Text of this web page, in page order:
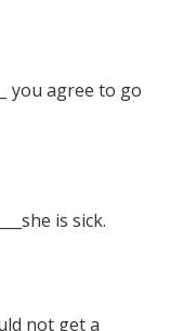
you agree to go
is sick.
not get a